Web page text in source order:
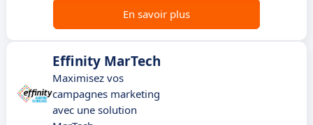
En savoir plus
Effinity MarTech
Maximisez vos
campagnes marketing
avec une solution